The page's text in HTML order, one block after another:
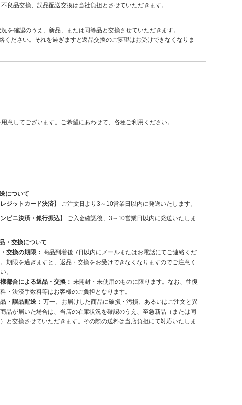
良品交換、誤品配送交換は当社負担とさせていただきます。
を確認のうえ、新品、または同等品と交換させていただきます。
ください。それを過ぎますと返品交換のご要望はお受けできなくなりま
意してございます。ご希望にあわせて、各種ご利用ください。
について
レジットカード決済】
ご注文日より3～10営業日以内に発送いたします。
ンビニ決済・銀行振込】
ご入金確認後、3～10営業日以内に発送いたしま
・交換について
交換の期限： 商品到着後 7日以内にメールまたはお電話にてご連絡くだ
期限を過ぎますと、返品・交換をお受けできなくなりますのでご注意く
。
都合による返品・交換： 未開封・未使用のものに限ります。なお、往復
・決済手数料等はお客様のご負担となります。
・誤品配送： 万一、お届けした商品に破損・汚損、あるいはご注文と異
品が届いた場合は、当店の在庫状況を確認のうえ、至急新品（または同
と交換させていただきます。その際の送料は当店負担にて対応いたしま